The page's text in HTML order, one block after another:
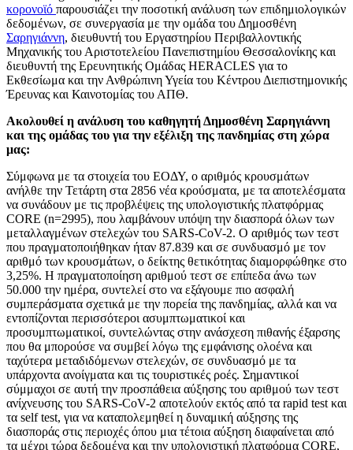
κορονοϊό παρουσιάζει την ποσοτική ανάλυση των επιδημιολογικών
δεδομένων, σε συνεργασία με την ομάδα του Δημοσθένη
Σαρηγιάννη, διευθυντή του Εργαστηρίου Περιβαλλοντικής
Μηχανικής του Αριστοτελείου Πανεπιστημίου Θεσσαλονίκης και
διευθυντή της Ερευνητικής Ομάδας HERACLES για το
Εκθεσίωμα και την Ανθρώπινη Υγεία του Κέντρου Διεπιστημονικής
Έρευνας και Καινοτομίας του ΑΠΘ.
Ακολουθεί η ανάλυση του καθηγητή Δημοσθένη Σαρηγιάννη
και της ομάδας του για την εξέλιξη της πανδημίας στη χώρα
μας:
Σύμφωνα με τα στοιχεία του ΕΟΔΥ, ο αριθμός κρουσμάτων
ανήλθε την Τετάρτη στα 2856 νέα κρούσματα, με τα αποτελέσματα
να συνάδουν με τις προβλέψεις της υπολογιστικής πλατφόρμας
CORE (n=2995), που λαμβάνουν υπόψη την διασπορά όλων των
μεταλλαγμένων στελεχών του SARS-CoV-2. Ο αριθμός των τεστ
που πραγματοποιήθηκαν ήταν 87.839 και σε συνδυασμό με τον
αριθμό των κρουσμάτων, ο δείκτης θετικότητας διαμορφώθηκε στο
3,25%. Η πραγματοποίηση αριθμού τεστ σε επίπεδα άνω των
50.000 την ημέρα, συντελεί στο να εξάγουμε πιο ασφαλή
συμπεράσματα σχετικά με την πορεία της πανδημίας, αλλά και να
εντοπίζονται περισσότεροι ασυμπτωματικοί και
προσυμπτωματικοί, συντελώντας στην ανάσχεση πιθανής έξαρσης
που θα μπορούσε να συμβεί λόγω της εμφάνισης ολοένα και
ταχύτερα μεταδιδόμενων στελεχών, σε συνδυασμό με τα
υπάρχοντα ανοίγματα και τις τουριστικές ροές. Σημαντικοί
σύμμαχοι σε αυτή την προσπάθεια αύξησης του αριθμού των τεστ
ανίχνευσης του SARS-CoV-2 αποτελούν εκτός από τα rapid test και
τα self test, για να καταπολεμηθεί η δυναμική αύξησης της
διασποράς στις περιοχές όπου μια τέτοια αύξηση διαφαίνεται από
τα μέχρι τώρα δεδομένα και την υπολογιστική πλατφόρμα CORE,